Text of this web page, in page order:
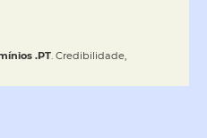
.PT. Credibilidade,